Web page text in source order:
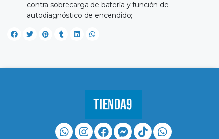
contra sobrecarga de batería y función de
autodiagnóstico de encendido;